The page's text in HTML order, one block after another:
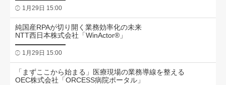
1月29日 15:00
純国産RPAが切り開く業務効率化の未来
NTT西日本株式会社「WinActor®」
1月29日 15:00
「まずここから始まる」医療現場の業務導線を整える
OEC株式会社「ORCESS病院ポータル」